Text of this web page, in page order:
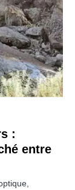
:
entre